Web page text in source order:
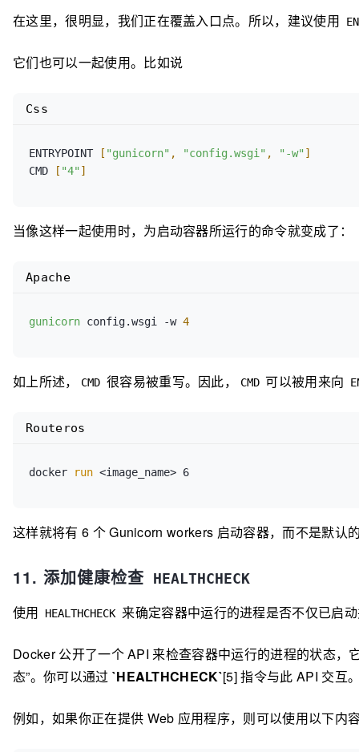
在这里，很明显，我们正在覆盖入口点。所以，建议使用
它们也可以一起使用。比如说
ENTRYPOINT [ "gunicorn" , "config.wsgi" , "-w" ]
CMD
[ "4" ]
Css
当像这样一起使用时，为启动容器所运行的命令就变成了：
gunicorn config.wsgi -w 4
Apache
如上所述， CMD 很容易被重写。因此， CMD 可以被用来向
docker run
Routeros
这样就将有 6 个 Gunicorn workers 启动容器，而不是默认
11. 添加健康检查 HEALTHCHECK
使用 HEALTHCHECK 来确定容器中运行的进程是否不仅已启
Docker 公开了一个 API 来检查容器中运行的进程的状态，
态”。你可以通过 `HEALTHCHECK`[5]指令与此 API 交互
例如，如果你正在提供 Web 应用程序，则可以使用以下内